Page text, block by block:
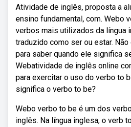
Atividade de inglês, proposta a
ensino fundamental, com. Webo
verbos mais utilizados da língua
traduzido como ser ou estar.
para saber quando ele significa
Webatividade de inglês online
para exercitar o uso do verbo to
significa o verbo to be?
Webo verbo to be é um dos
inglês. Na língua inglesa, o verb